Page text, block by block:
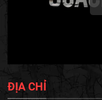
ĐỊA CHỈ